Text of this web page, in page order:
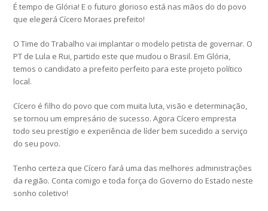
É tempo de Glória! E o futuro glorioso está nas mãos do do povo
que elegerá Cícero Moraes prefeito!
O Time do Trabalho vai implantar o modelo petista de governar. O
PT de Lula e Rui, partido este que mudou o Brasil. Em Glória,
temos o candidato a prefeito perfeito para este projeto político
local.
Cícero é filho do povo que com muita luta, visão e determinação,
se tornou um empresário de sucesso. Agora Cícero empresta
todo seu prestígio e experiência de líder bem sucedido a serviço
do seu povo.
Tenho certeza que Cícero fará uma das melhores administrações
da região. Conta comigo e toda força do Governo do Estado neste
sonho coletivo!